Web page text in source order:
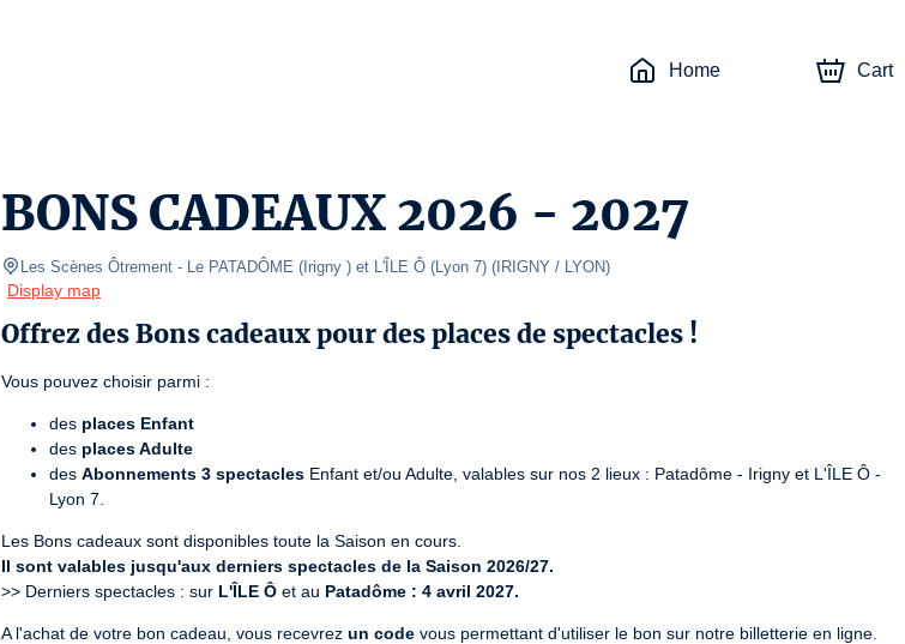
Home Cart
BONS CADEAUX 2026 - 2027
Les Scènes Ôtrement - Le PATADÔME (Irigny ) et L'ÎLE Ô (Lyon 7) ( IRIGNY / LYON)
Display map
Offrez des Bons cadeaux pour des places de spectacles !
Vous pouvez choisir parmi :
des places Enfant
des places Adulte
des Abonnements 3 spectacles Enfant et/ou Adulte, valables sur nos 2 lieux : Patadôme - Irigny et L'ÎLE Ô -
Lyon 7.
Il sont valables jusqu'aux derniers spectacles de la Saison 2026/27.
>> Derniers spectacles : sur L'ÎLE Ô et au Patadôme : 4 avril 2027.
A l'achat de votre bon cadeau, vous recevrez un code vous permettant d'utiliser le bon sur notre billetterie en ligne.